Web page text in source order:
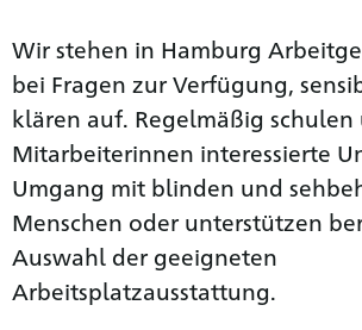
Wir stehen in Hamburg
bei Fragen zur Verfügung,
klären auf. Regelmäßig schulen
Mitarbeiterinnen interessierte
Umgang mit blinden und
Menschen oder unterstützen
Auswahl der geeigneten
Arbeitsplatzausstattung.